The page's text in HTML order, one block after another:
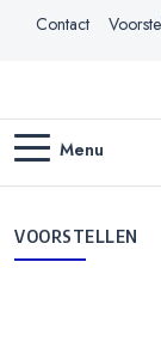
Contact
Menu
VOORSTELLEN